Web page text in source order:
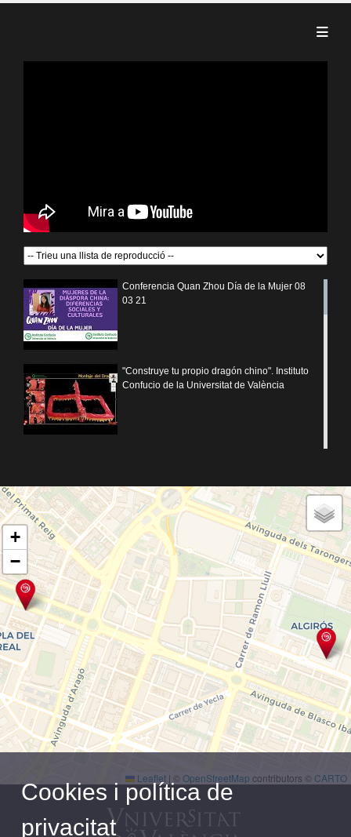
Conferencia Quan Zhou Día de la Mujer 08
03 21
"Construye tu propio dragón chino". Instituto
Confucio de la Universitat de València
13º Aniversario del Instituto Confucio de la
Universitat de València
Fiesta de la Luna o del Medio Otoño. Receta:
"Elabora yuèbǐng o pastelillos de la luna"
"La percusión en la cultura china". Pepe
Alepuz, Juan Carlos García e Inmaculada
Acosta 🥁🥁🥁
Summer Camp 2019 Instituto Confucio de la
Universitat de València en Changchun
+
−
Leaflet | © OpenStreetMap contributors © CARTO
Cookies i política de
privacitat